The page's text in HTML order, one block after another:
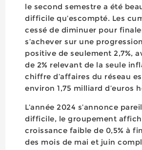
le second semestre a été
difficile qu’escompté. Les
cessé de diminuer pour
s’achever sur une
positive de seulement 2,7%,
de 2% relevant de la seule
chiffre d’affaires du réseau
environ 1,75 milliard d’euros
L’année 2024 s’annonce
difficile, le groupement
croissance faible de 0,5% à
des mois de mai et juin